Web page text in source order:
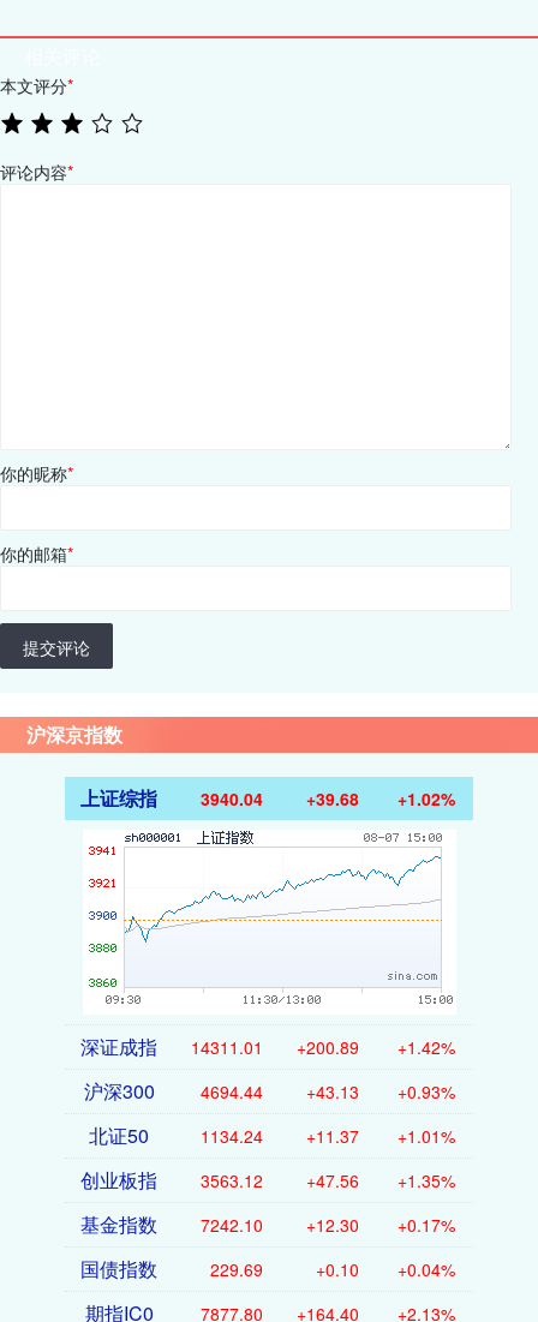
本文评分*
评论内容*
你的昵称*
你的邮箱*
提交评论
沪深京指数
上证综指 3940.04 +39.68 +1.02%
深证成指 14311.01 +200.89 +1.42%
沪深300 4694.44 +43.13 +0.93%
北证50 1134.24 +11.37 +1.01%
创业板指 3563.12 +47.56 +1.35%
基金指数 7242.10 +12.30 +0.17%
国债指数 229.69 +0.10 +0.04%
期指IC0 7877.80 +164.40 +2.13%